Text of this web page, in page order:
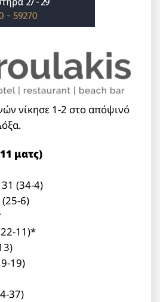
νίκησε 1-2 στο απόψινό
ματς)
(34-4)
6)
11)*
19)
37)